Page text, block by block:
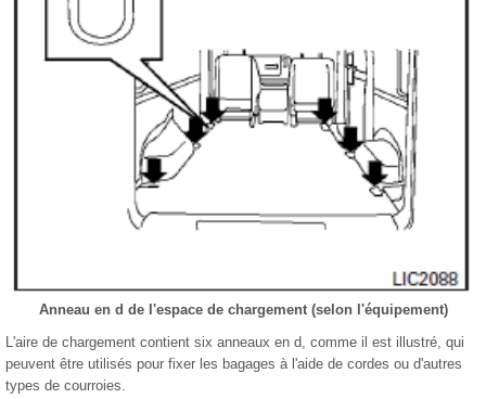
Anneau en d de l'espace de chargement (selon l'équipement)
L'aire de chargement contient six anneaux en d, comme il est illustré, qui
peuvent être utilisés pour fixer les bagages à l'aide de cordes ou d'autres
types de courroies.